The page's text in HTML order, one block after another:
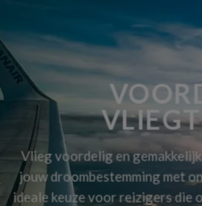
Vlieg voordelig en
jouw droombestemming met
ideale keuze voor reizigers die